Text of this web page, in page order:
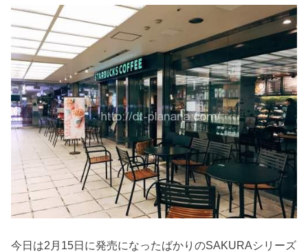
今日は2月15日に発売になったばかりのSAKURAシリーズ